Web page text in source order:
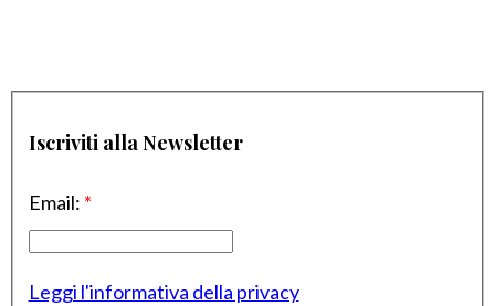
Iscriviti alla Newsletter
Email: *
Leggi l'informativa della privacy